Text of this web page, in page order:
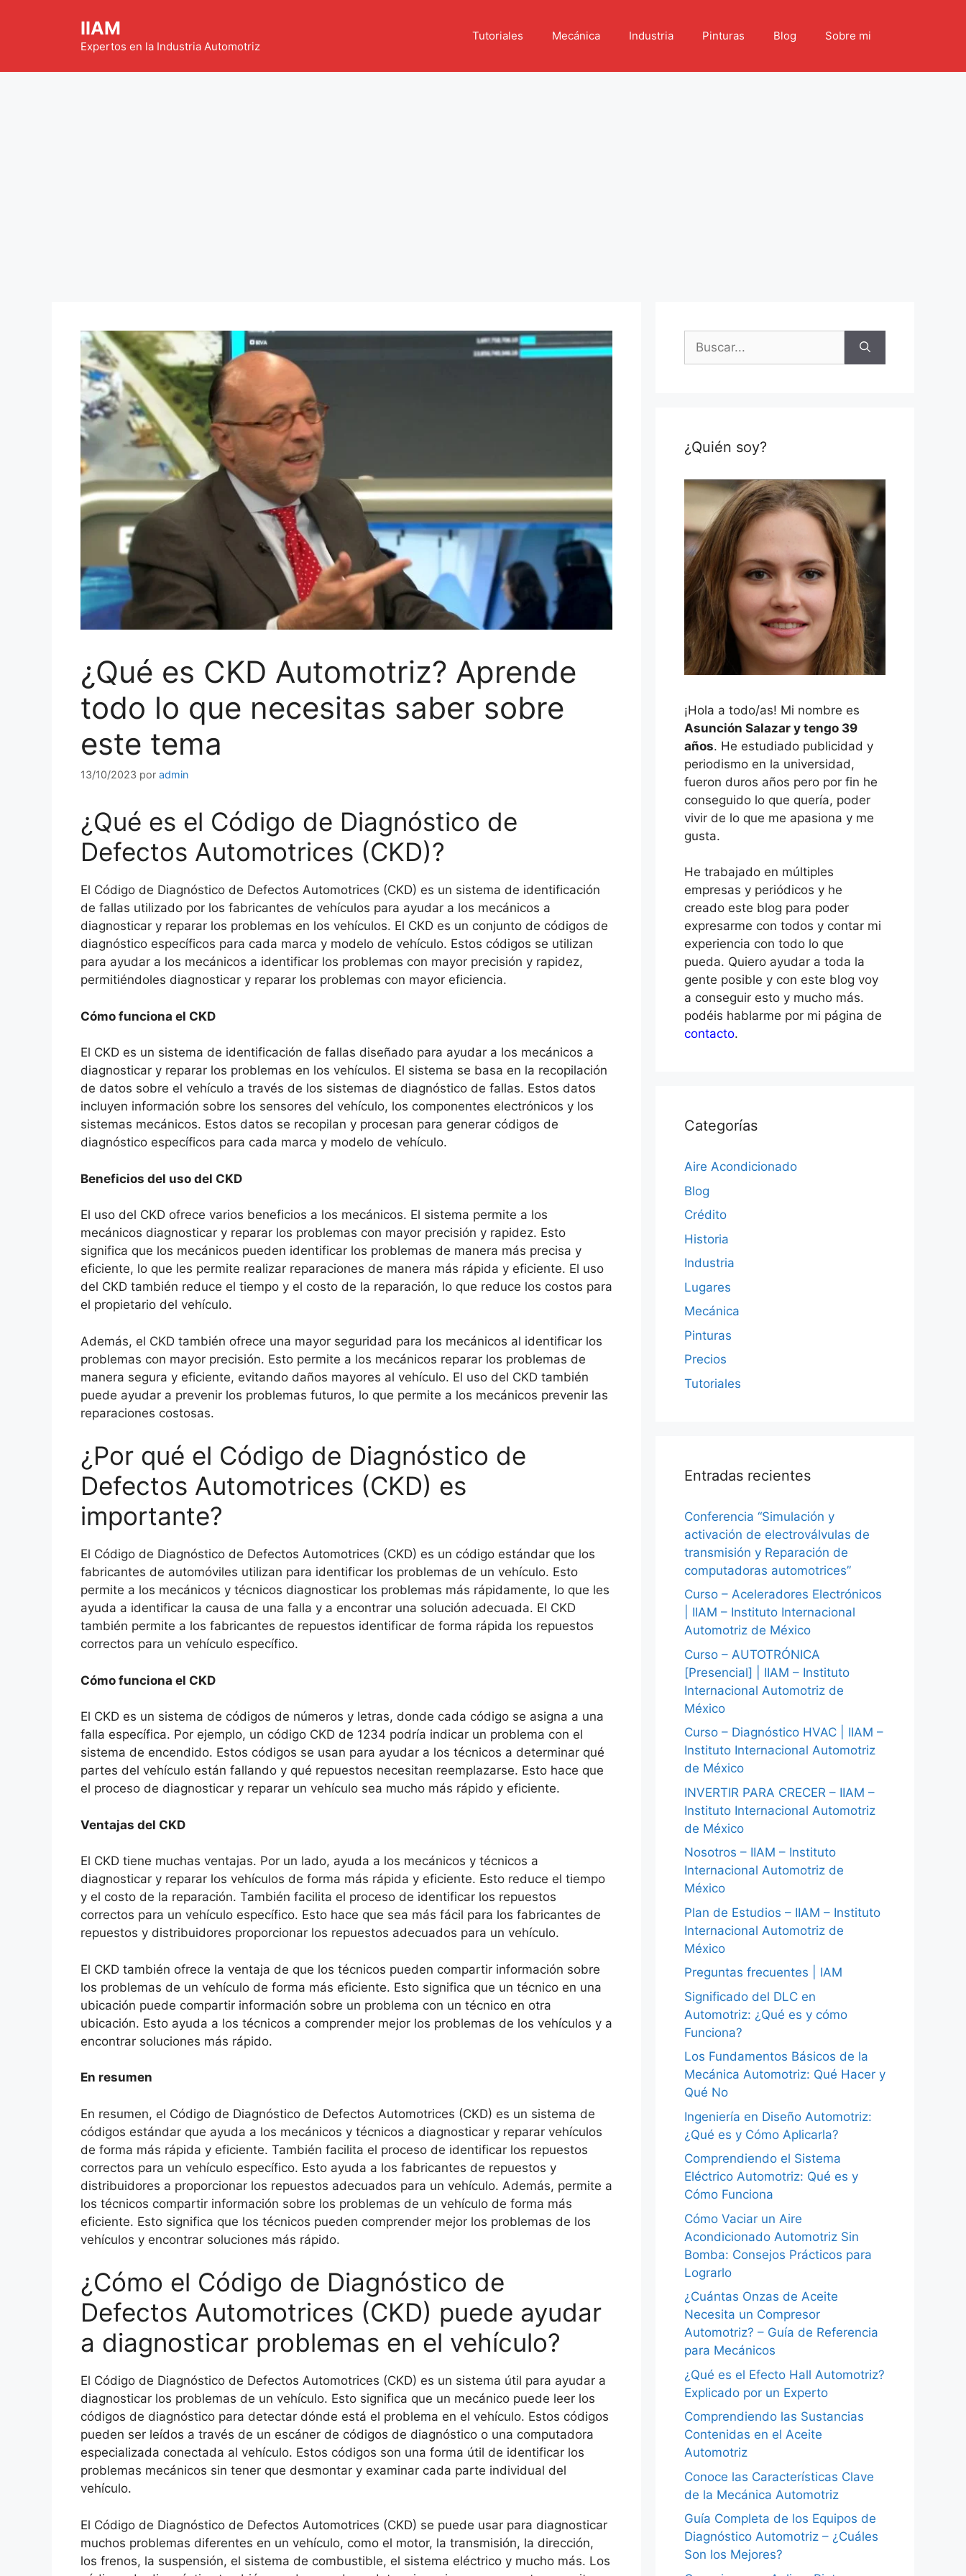
IIAM
Expertos en la Industria Automotriz
Tutoriales Mecánica Industria Pinturas Blog Sobre mi
¿Qué es CKD Automotriz? Aprende
todo lo que necesitas saber sobre
este tema
13/10/2023 por admin
¿Qué es el Código de Diagnóstico de
Defectos Automotrices (CKD)?
El Código de Diagnóstico de Defectos Automotrices (CKD) es un sistema de identificación
de fallas utilizado por los fabricantes de vehículos para ayudar a los mecánicos a
diagnosticar y reparar los problemas en los vehículos. El CKD es un conjunto de códigos de
diagnóstico específicos para cada marca y modelo de vehículo. Estos códigos se utilizan
para ayudar a los mecánicos a identificar los problemas con mayor precisión y rapidez,
permitiéndoles diagnosticar y reparar los problemas con mayor eficiencia.
Cómo funciona el CKD
El CKD es un sistema de identificación de fallas diseñado para ayudar a los mecánicos a
diagnosticar y reparar los problemas en los vehículos. El sistema se basa en la recopilación
de datos sobre el vehículo a través de los sistemas de diagnóstico de fallas. Estos datos
incluyen información sobre los sensores del vehículo, los componentes electrónicos y los
sistemas mecánicos. Estos datos se recopilan y procesan para generar códigos de
diagnóstico específicos para cada marca y modelo de vehículo.
Beneficios del uso del CKD
El uso del CKD ofrece varios beneficios a los mecánicos. El sistema permite a los
mecánicos diagnosticar y reparar los problemas con mayor precisión y rapidez. Esto
significa que los mecánicos pueden identificar los problemas de manera más precisa y
eficiente, lo que les permite realizar reparaciones de manera más rápida y eficiente. El uso
del CKD también reduce el tiempo y el costo de la reparación, lo que reduce los costos para
el propietario del vehículo.
Además, el CKD también ofrece una mayor seguridad para los mecánicos al identificar los
problemas con mayor precisión. Esto permite a los mecánicos reparar los problemas de
manera segura y eficiente, evitando daños mayores al vehículo. El uso del CKD también
puede ayudar a prevenir los problemas futuros, lo que permite a los mecánicos prevenir las
reparaciones costosas.
¿Por qué el Código de Diagnóstico de
Defectos Automotrices (CKD) es
importante?
El Código de Diagnóstico de Defectos Automotrices (CKD) es un código estándar que los
fabricantes de automóviles utilizan para identificar los problemas de un vehículo. Esto
permite a los mecánicos y técnicos diagnosticar los problemas más rápidamente, lo que les
ayuda a identificar la causa de una falla y a encontrar una solución adecuada. El CKD
también permite a los fabricantes de repuestos identificar de forma rápida los repuestos
correctos para un vehículo específico.
Cómo funciona el CKD
El CKD es un sistema de códigos de números y letras, donde cada código se asigna a una
falla específica. Por ejemplo, un código CKD de 1234 podría indicar un problema con el
sistema de encendido. Estos códigos se usan para ayudar a los técnicos a determinar qué
partes del vehículo están fallando y qué repuestos necesitan reemplazarse. Esto hace que
el proceso de diagnosticar y reparar un vehículo sea mucho más rápido y eficiente.
Ventajas del CKD
El CKD tiene muchas ventajas. Por un lado, ayuda a los mecánicos y técnicos a
diagnosticar y reparar los vehículos de forma más rápida y eficiente. Esto reduce el tiempo
y el costo de la reparación. También facilita el proceso de identificar los repuestos
correctos para un vehículo específico. Esto hace que sea más fácil para los fabricantes de
repuestos y distribuidores proporcionar los repuestos adecuados para un vehículo.
El CKD también ofrece la ventaja de que los técnicos pueden compartir información sobre
los problemas de un vehículo de forma más eficiente. Esto significa que un técnico en una
ubicación puede compartir información sobre un problema con un técnico en otra
ubicación. Esto ayuda a los técnicos a comprender mejor los problemas de los vehículos y a
encontrar soluciones más rápido.
En resumen
En resumen, el Código de Diagnóstico de Defectos Automotrices (CKD) es un sistema de
códigos estándar que ayuda a los mecánicos y técnicos a diagnosticar y reparar vehículos
de forma más rápida y eficiente. También facilita el proceso de identificar los repuestos
correctos para un vehículo específico. Esto ayuda a los fabricantes de repuestos y
distribuidores a proporcionar los repuestos adecuados para un vehículo. Además, permite a
los técnicos compartir información sobre los problemas de un vehículo de forma más
eficiente. Esto significa que los técnicos pueden comprender mejor los problemas de los
vehículos y encontrar soluciones más rápido.
¿Cómo el Código de Diagnóstico de
Defectos Automotrices (CKD) puede ayudar
a diagnosticar problemas en el vehículo?
El Código de Diagnóstico de Defectos Automotrices (CKD) es un sistema útil para ayudar a
diagnosticar los problemas de un vehículo. Esto significa que un mecánico puede leer los
códigos de diagnóstico para detectar dónde está el problema en el vehículo. Estos códigos
pueden ser leídos a través de un escáner de códigos de diagnóstico o una computadora
especializada conectada al vehículo. Estos códigos son una forma útil de identificar los
problemas mecánicos sin tener que desmontar y examinar cada parte individual del
vehículo.
El Código de Diagnóstico de Defectos Automotrices (CKD) se puede usar para diagnosticar
muchos problemas diferentes en un vehículo, como el motor, la transmisión, la dirección,
los frenos, la suspensión, el sistema de combustible, el sistema eléctrico y mucho más. Los
Buscar:
¿Quién soy?
¡Hola a todo/as! Mi nombre es
Asunción Salazar y tengo 39
años. He estudiado publicidad y
periodismo en la universidad,
fueron duros años pero por fin he
conseguido lo que quería, poder
vivir de lo que me apasiona y me
gusta.
He trabajado en múltiples
empresas y periódicos y he
creado este blog para poder
expresarme con todos y contar mi
experiencia con todo lo que
pueda. Quiero ayudar a toda la
gente posible y con este blog voy
a conseguir esto y mucho más.
podéis hablarme por mi página de
contacto.
Categorías
Aire Acondicionado
Blog
Crédito
Historia
Industria
Lugares
Mecánica
Pinturas
Precios
Tutoriales
Entradas recientes
Conferencia “Simulación y
activación de electroválvulas de
transmisión y Reparación de
computadoras automotrices”
Curso – Aceleradores Electrónicos
| IIAM – Instituto Internacional
Automotriz de México
Curso – AUTOTRÓNICA
[Presencial] | IIAM – Instituto
Internacional Automotriz de
México
Curso – Diagnóstico HVAC | IIAM –
Instituto Internacional Automotriz
de México
INVERTIR PARA CRECER – IIAM –
Instituto Internacional Automotriz
de México
Nosotros – IIAM – Instituto
Internacional Automotriz de
México
Plan de Estudios – IIAM – Instituto
Internacional Automotriz de
México
Preguntas frecuentes | IAM
Significado del DLC en
Automotriz: ¿Qué es y cómo
Funciona?
Los Fundamentos Básicos de la
Mecánica Automotriz: Qué Hacer y
Qué No
Ingeniería en Diseño Automotriz:
¿Qué es y Cómo Aplicarla?
Comprendiendo el Sistema
Eléctrico Automotriz: Qué es y
Cómo Funciona
Cómo Vaciar un Aire
Acondicionado Automotriz Sin
Bomba: Consejos Prácticos para
Lograrlo
¿Cuántas Onzas de Aceite
Necesita un Compresor
Automotriz? – Guía de Referencia
para Mecánicos
¿Qué es el Efecto Hall Automotriz?
Explicado por un Experto
Comprendiendo las Sustancias
Contenidas en el Aceite
Automotriz
Conoce las Características Clave
de la Mecánica Automotriz
Guía Completa de los Equipos de
Diagnóstico Automotriz – ¿Cuáles
Son los Mejores?